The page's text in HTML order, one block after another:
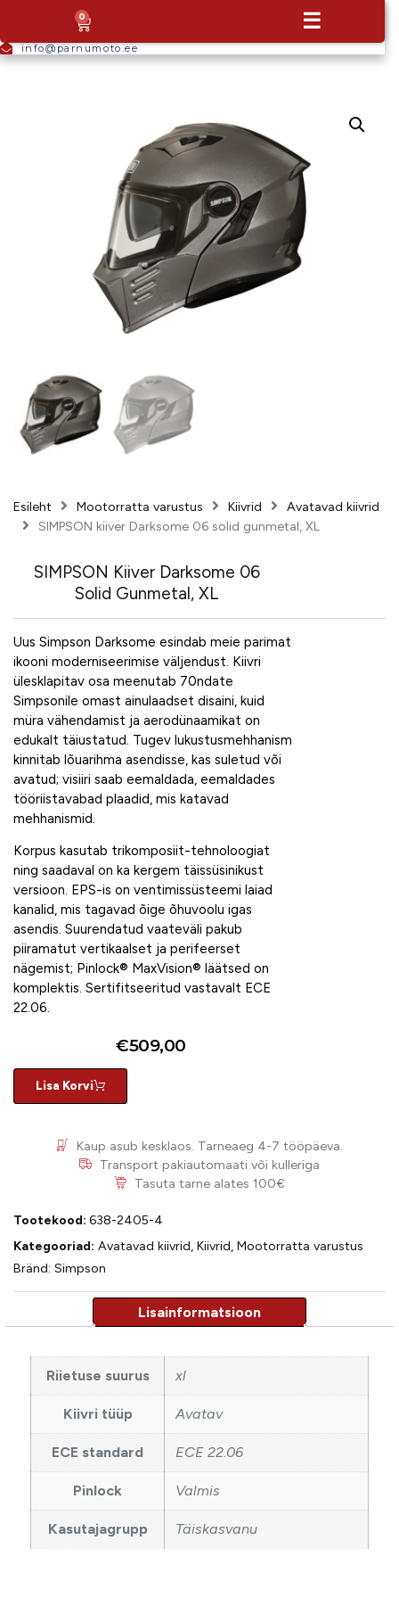
info@parnumoto.ee
0 ☰
Esileht Mootorratta varustus Kiivrid
Avatavad kiivrid
SIMPSON kiiver Darksome 06 solid gunmetal, XL
SIMPSON Kiiver Darksome 06
Solid Gunmetal, XL
Uus Simpson Darksome esindab meie parimat
ikooni moderniseerimise väljendust. Kiivri
ülesklapitav osa meenutab 70ndate
Simpsonile omast ainulaadset disaini, kuid
müra vähendamist ja aerodünaamikat on
edukalt täiustatud. Tugev lukustusmehhanism
kinnitab lõuarihma asendisse, kas suletud või
avatud; visiiri saab eemaldada, eemaldades
tööriistavabad plaadid, mis katavad
mehhanismid.
Korpus kasutab trikomposiit-tehnoloogiat
ning saadaval on ka kergem täissüsinikust
versioon. EPS-is on ventimissüsteemi laiad
kanalid, mis tagavad õige õhuvoolu igas
asendis. Suurendatud vaateväli pakub
piiramatut vertikaalset ja perifeerset
nägemist; Pinlock® MaxVision® läätsed on
komplektis. Sertifitseeritud vastavalt ECE
22.06.
€509,00
Lisa Korvi
Kaup asub kesklaos. Tarneaeg 4-7 tööpäeva.
Transport pakiautomaati või kulleriga
Tasuta tarne alates 100€
Tootekood: 638-2405-4
Kategooriad: Avatavad kiivrid, Kiivrid, Mootorratta varustus
Bränd: Simpson
Riietuse suurus xl
Kiivri tüüp Avatav
ECE standard ECE 22.06
Pinlock Valmis
Kasutajagrupp Täiskasvanu